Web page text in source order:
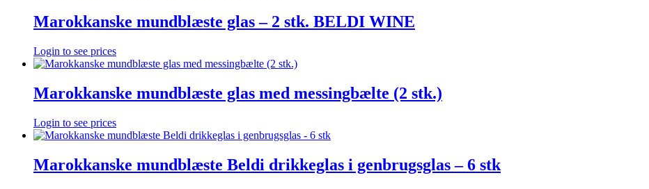
Marokkanske mundblæste glas – 2 stk. BELDI WINE
Login to see prices
Marokkanske mundblæste glas med messingbælte (2 stk.)
Login to see prices
Marokkanske mundblæste Beldi drikkeglas i genbrugsglas – 6 stk